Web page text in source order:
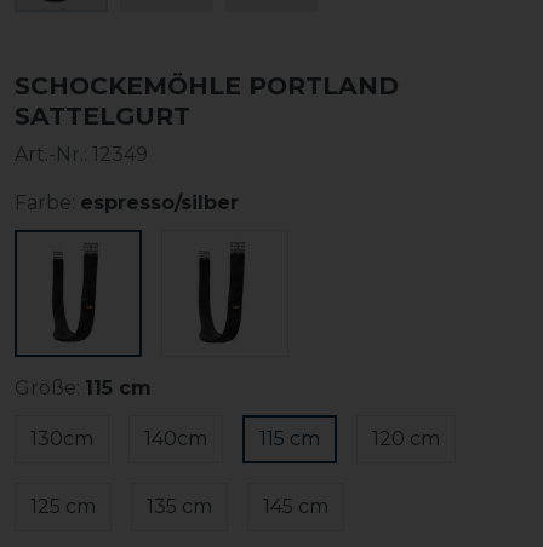
SCHOCKEMÖHLE PORTLAND
SATTELGURT
Art.-Nr.: 12349
Farbe: espresso/silber
Größe: 115 cm
130cm 140cm 115 cm 120 cm
125 cm 135 cm 145 cm